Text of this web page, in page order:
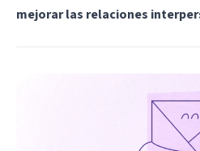
mejorar las relaciones